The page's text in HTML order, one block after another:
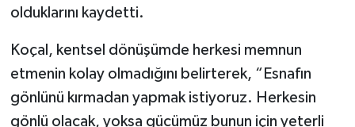
olduklarını kaydetti.
Koçal, kentsel dönüşümde herkesi memnun
etmenin kolay olmadığını belirterek, “Esnafın
gönlünü kırmadan yapmak istiyoruz. Herkesin
gönlü olacak, yoksa gücümüz bunun için yeterli